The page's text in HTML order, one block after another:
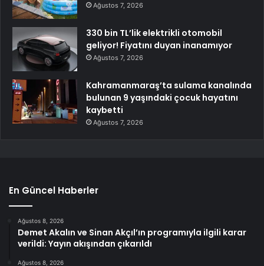
Ağustos 7, 2026
330 bin TL’lik elektrikli otomobil
geliyor! Fiyatını duyan inanamıyor
Ağustos 7, 2026
Kahramanmaraş’ta sulama kanalında
bulunan 9 yaşındaki çocuk hayatını
kaybetti
Ağustos 7, 2026
En Güncel Haberler
Ağustos 8, 2026
Demet Akalın ve Sinan Akçıl’ın programıyla ilgili karar
verildi: Yayın akışından çıkarıldı
Ağustos 8, 2026